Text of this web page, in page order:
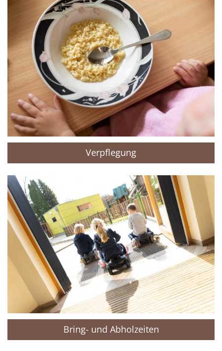
Verpflegung
Bring- und Abholzeiten